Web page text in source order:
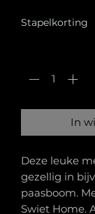
Stapelkorting
In
Deze leuke
gezellig in
paasboom.
Swiet Home.